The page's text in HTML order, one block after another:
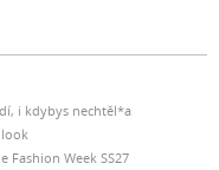
i kdybys nechtěl*a
Fashion Week SS27